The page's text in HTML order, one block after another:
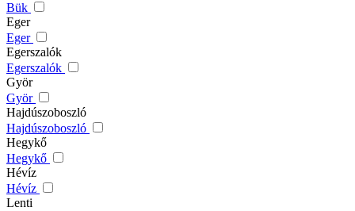
Bük
Eger
Eger
Egerszalók
Egerszalók
Györ
Györ
Hajdúszoboszló
Hajdúszoboszló
Hegykő
Hegykő
Hévíz
Hévíz
Lenti